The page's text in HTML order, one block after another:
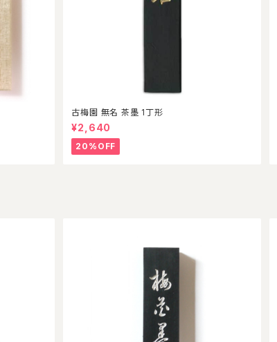
古梅園 無名 茶墨 1丁形
¥2,640
20%OFF